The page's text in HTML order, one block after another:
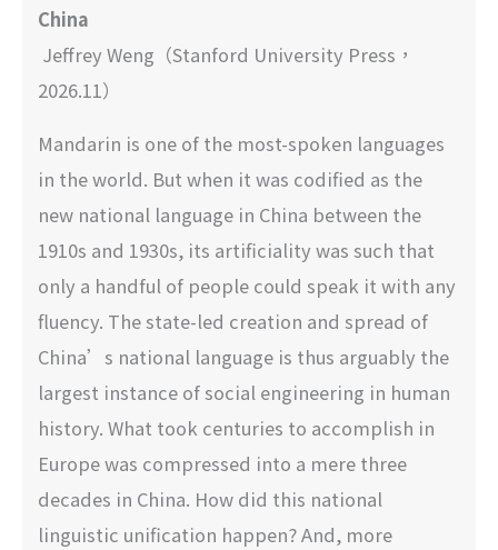
China
Jeffrey Weng（Stanford University Press，
2026.11）
Mandarin is one of the most-spoken languages
in the world. But when it was codified as the
new national language in China between the
1910s and 1930s, its artificiality was such that
only a handful of people could speak it with any
fluency. The state-led creation and spread of
China’s national language is thus arguably the
largest instance of social engineering in human
history. What took centuries to accomplish in
Europe was compressed into a mere three
decades in China. How did this national
linguistic unification happen? And, more